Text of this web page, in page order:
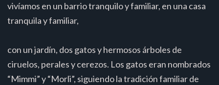
vivíamos en un barrio tranquilo y familiar, en una casa
tranquila y familiar,
con un jardín, dos gatos y hermosos árboles de
ciruelos, perales y cerezos. Los gatos eran nombrados
“Mimmi” y “Morli”, siguiendo la tradición familiar de